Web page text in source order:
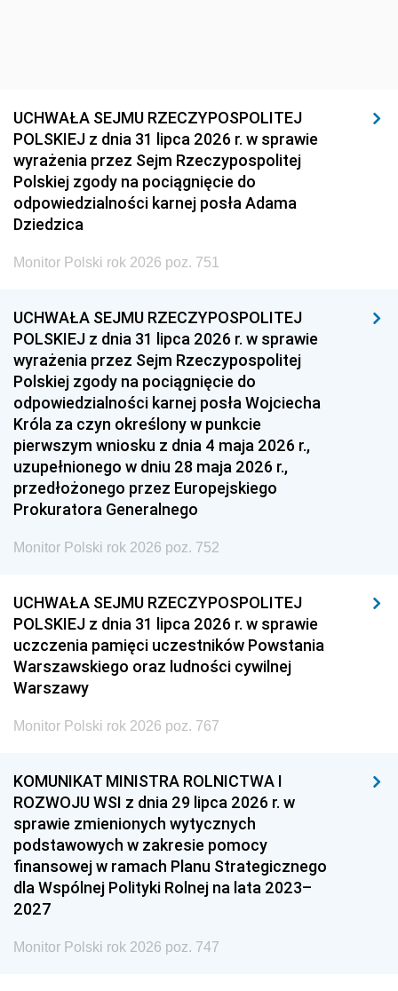
UCHWAŁA SEJMU RZECZYPOSPOLITEJ
POLSKIEJ z dnia 31 lipca 2026 r. w sprawie
wyrażenia przez Sejm Rzeczypospolitej
Polskiej zgody na pociągnięcie do
odpowiedzialności karnej posła Adama
Dziedzica
Monitor Polski rok 2026 poz. 751
UCHWAŁA SEJMU RZECZYPOSPOLITEJ
POLSKIEJ z dnia 31 lipca 2026 r. w sprawie
wyrażenia przez Sejm Rzeczypospolitej
Polskiej zgody na pociągnięcie do
odpowiedzialności karnej posła Wojciecha
Króla za czyn określony w punkcie
pierwszym wniosku z dnia 4 maja 2026 r.,
uzupełnionego w dniu 28 maja 2026 r.,
przedłożonego przez Europejskiego
Prokuratora Generalnego
Monitor Polski rok 2026 poz. 752
UCHWAŁA SEJMU RZECZYPOSPOLITEJ
POLSKIEJ z dnia 31 lipca 2026 r. w sprawie
uczczenia pamięci uczestników Powstania
Warszawskiego oraz ludności cywilnej
Warszawy
Monitor Polski rok 2026 poz. 767
KOMUNIKAT MINISTRA ROLNICTWA I
ROZWOJU WSI z dnia 29 lipca 2026 r. w
sprawie zmienionych wytycznych
podstawowych w zakresie pomocy
finansowej w ramach Planu Strategicznego
dla Wspólnej Polityki Rolnej na lata 2023–
2027
Monitor Polski rok 2026 poz. 747